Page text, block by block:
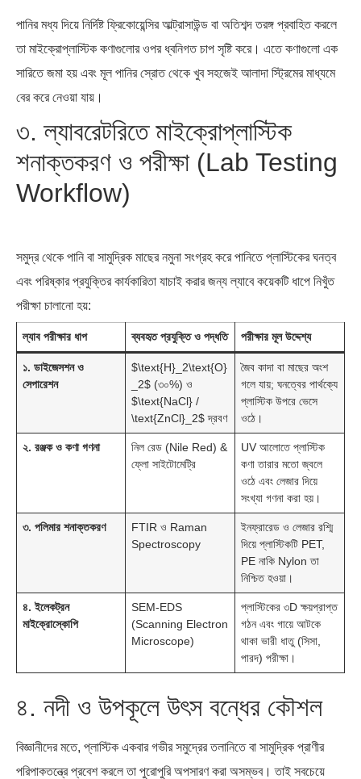
পানির মধ্য দিয়ে নির্দিষ্ট ফ্রিকোয়েন্সির আল্ট্রাসাউন্ড বা অতিশব্দ তরঙ্গ প্রবাহিত করলে
তা মাইক্রোপ্লাস্টিক কণাগুলোর ওপর ধ্বনিগত চাপ সৃষ্টি করে। এতে কণাগুলো এক
সারিতে জমা হয় এবং মূল পানির স্রোত থেকে খুব সহজেই আলাদা স্ট্রিমের মাধ্যমে
বের করে নেওয়া যায়।
৩. ল্যাবরেটরিতে মাইক্রোপ্লাস্টিক
শনাক্তকরণ ও পরীক্ষা (Lab Testing
Workflow)
সমুদ্র থেকে পানি বা সামুদ্রিক মাছের নমুনা সংগ্রহ করে পানিতে প্লাস্টিকের ঘনত্ব
এবং পরিষ্কার প্রযুক্তির কার্যকারিতা যাচাই করার জন্য ল্যাবে কয়েকটি ধাপে নিখুঁত
পরীক্ষা চালানো হয়:
ল্যাব পরীক্ষার ধাপ ব্যবহৃত প্রযুক্তি ও পদ্ধতি পরীক্ষার মূল উদ্দেশ্য
১. ডাইজেসশন ও
সেপারেশন
$\text{H}_2\text{O}
_2$ (৩০%) ও
$\text{NaCl} /
\text{ZnCl}_2$ দ্রবণ
জৈব কাদা বা মাছের অংশ
গলে যায়; ঘনত্বের পার্থক্যে
প্লাস্টিক উপরে ভেসে
ওঠে।
২. রঞ্জক ও কণা গণনা
নিল রেড (Nile Red) &
ফ্লো সাইটোমেট্রি
UV আলোতে প্লাস্টিক
কণা তারার মতো জ্বলে
ওঠে এবং লেজার দিয়ে
সংখ্যা গণনা করা হয়।
৩. পলিমার শনাক্তকরণ
FTIR ও Raman
Spectroscopy
ইনফ্রারেড ও লেজার রশ্মি
দিয়ে প্লাস্টিকটি PET,
PE নাকি Nylon তা
নিশ্চিত হওয়া।
৪. ইলেকট্রন
মাইক্রোস্কোপি
SEM-EDS
(Scanning Electron
Microscope)
প্লাস্টিকের ৩D ক্ষয়প্রাপ্ত
গঠন এবং গায়ে আটকে
থাকা ভারী ধাতু (সিসা,
পারদ) পরীক্ষা।
৪. নদী ও উপকূলে উৎস বন্ধের কৌশল
বিজ্ঞানীদের মতে, প্লাস্টিক একবার গভীর সমুদ্রের তলানিতে বা সামুদ্রিক প্রাণীর
পরিপাকতন্ত্রে প্রবেশ করলে তা পুরোপুরি অপসারণ করা অসম্ভব। তাই সবচেয়ে